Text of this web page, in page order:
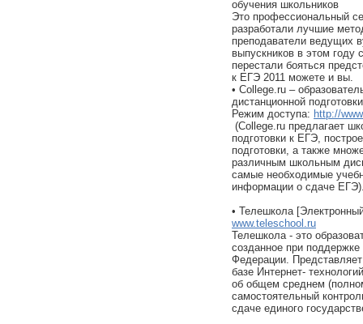
обучения школьников
Это профессиональный
разработали лучшие
преподаватели ведущих
выпускников в этом году
перестали бояться
к ЕГЭ 2011 можете и вы.
• College.ru –
дистанционной
Режим доступа: http://
(Сollege.ru предлагает
подготовки к ЕГЭ,
подготовки, а также
различным школьным
самые необходимые
информации о сдаче
• Телешкола
www.teleschool.ru
Телешкола - это
созданное при
Федерации.
базе Интернет-
об общем среднем
самостоятельный
сдаче единого